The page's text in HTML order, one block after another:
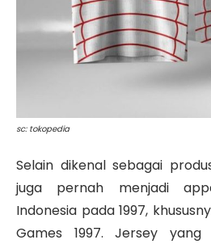
sc: tokopedia
Selain dikenal sebagai
juga pernah menjadi
Indonesia pada 1997,
Games 1997. Jersey